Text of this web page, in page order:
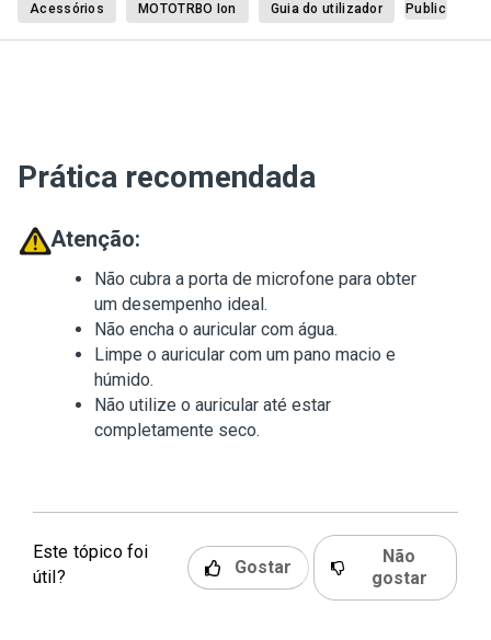
Acessórios MOTOTRBO Ion Guia do utilizador Public
Prática recomendada
Atenção:
Não cubra a porta de microfone para obter
um desempenho ideal.
Não encha o auricular com água.
Limpe o auricular com um pano macio e
húmido.
Não utilize o auricular até estar
completamente seco.
Este tópico foi
útil?
Gostar
Não
gostar